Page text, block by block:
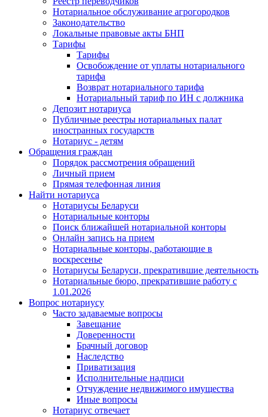
Нотариальное обслуживание агрогородков
Законодательство
Локальные правовые акты БНП
Тарифы
Тарифы
Освобождение от уплаты нотариального
тарифа
Возврат нотариального тарифа
Нотариальный тариф по ИН с должника
Депозит нотариуса
Публичные реестры нотариальных палат
иностранных государств
Нотариус - детям
Обращения граждан
Порядок рассмотрения обращений
Личный прием
Прямая телефонная линия
Найти нотариуса
Нотариусы Беларуси
Нотариальные конторы
Поиск ближайшей нотариальной конторы
Онлайн запись на прием
Нотариальные конторы, работающие в
воскресенье
Нотариусы Беларуси, прекратившие деятельность
Нотариальные бюро, прекратившие работу с
1.01.2026
Вопрос нотариусу
Часто задаваемые вопросы
Завещание
Доверенности
Брачный договор
Наследство
Приватизация
Исполнительные надписи
Отчуждение недвижимого имущества
Иные вопросы
Нотариус отвечает